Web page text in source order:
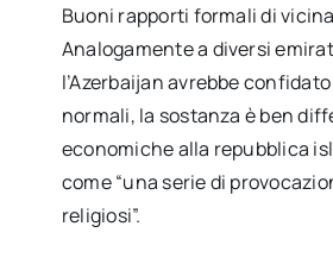
Buoni rapporti formali di
Analogamente a diversi
l’Azerbaijan avrebbe
normali, la sostanza è ben
economiche alla repubblica
come “una serie di
religiosi”.